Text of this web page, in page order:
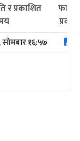
र प्रकाशित
फाइल
प्रकार
१६:५७